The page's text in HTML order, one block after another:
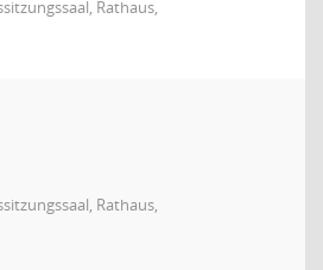
Rathaus,
Rathaus,